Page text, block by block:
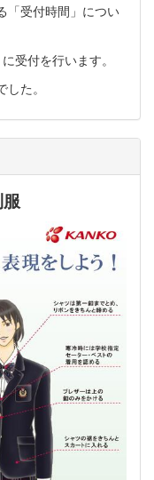
「受付時間」につい
に受付を行います。
た。